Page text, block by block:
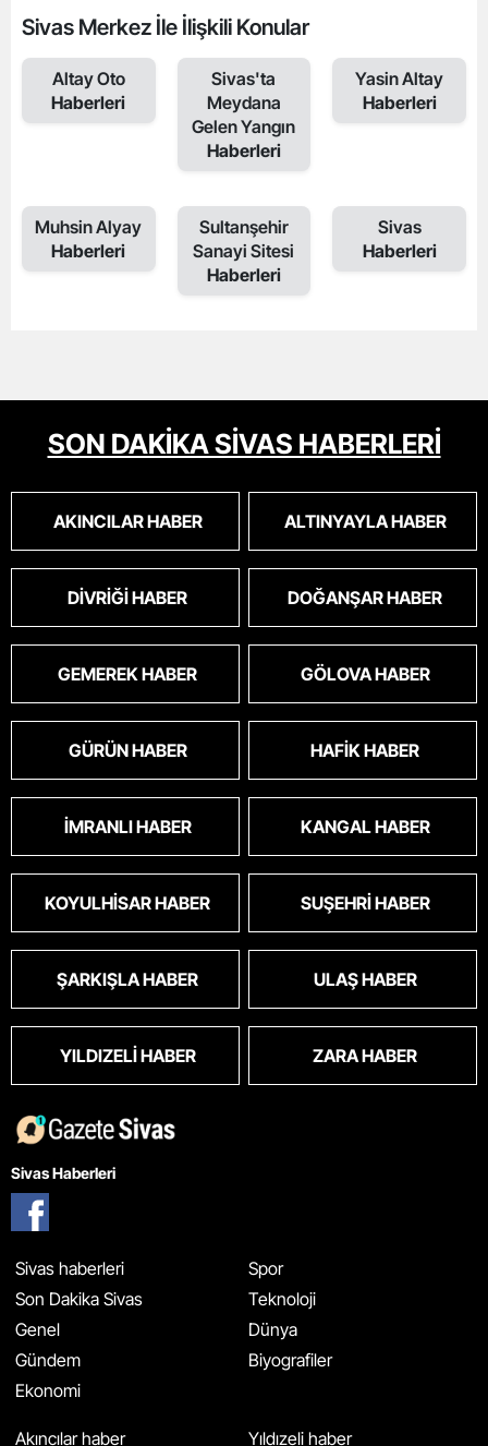
Sivas Merkez İle İlişkili Konular
Altay Oto
Haberleri
Sivas'ta
Meydana
Gelen Yangın
Haberleri
Yasin Altay
Haberleri
Muhsin Alyay
Haberleri
Sultanşehir
Sanayi Sitesi
Haberleri
Sivas
Haberleri
SON DAKİKA SİVAS HABERLERİ
AKINCILAR HABER ALTINYAYLA HABER
DIVRIĞI HABER DOĞANŞAR HABER
GEMEREK HABER GÖLOVA HABER
GÜRÜN HABER HAFIK HABER
İMRANLI HABER KANGAL HABER
KOYULHISAR HABER SUŞEHRI HABER
ŞARKIŞLA HABER ULAŞ HABER
YILDIZELI HABER ZARA HABER
Sivas Haberleri
Sivas haberleri
Son Dakika Sivas
Genel
Gündem
Ekonomi
Spor
Teknoloji
Dünya
Biyografiler
Akıncılar haber Yıldızeli haber